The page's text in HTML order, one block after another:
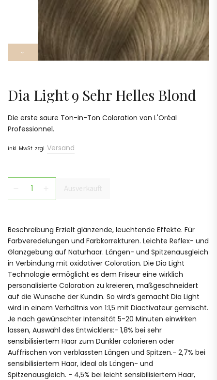
›
Dia Light 9 Sehr Helles Blond
Die erste saure Ton-in-Ton Coloration von L'Oréal
Professionnel.
inkl. MwSt. zzgl. Versand
Ausverkauft
Beschreibung Erzielt glänzende, leuchtende Effekte. Für
Farbveredelungen und Farbkorrekturen. Leichte Reflex- und
Glanzgebung auf Naturhaar. Längen- und Spitzenausgleich
in Verbindung mit oxidativer Coloration. Die Dia Light
Technologie ermöglicht es dem Friseur eine wirklich
personalisierte Coloration zu kreieren, maßgeschneidert
auf die Wünsche der Kundin. So wird‘s gemacht Dia Light
wird in einem Verhältnis von 1:1,5 mit Diactivateur gemischt.
Je nach gewünschter Intensität 5-20 Minuten einwirken
lassen, Auswahl des Entwicklers:- 1,8% bei sehr
sensibilisiertem Haar zum Dunkler colorieren oder
Auffrischen von verblassten Längen und Spitzen.- 2,7% bei
sensibilisiertem Haar, ideal als Längen- und
Spitzenausgleich. - 4,5% bei leicht sensibilisiertem Haar,